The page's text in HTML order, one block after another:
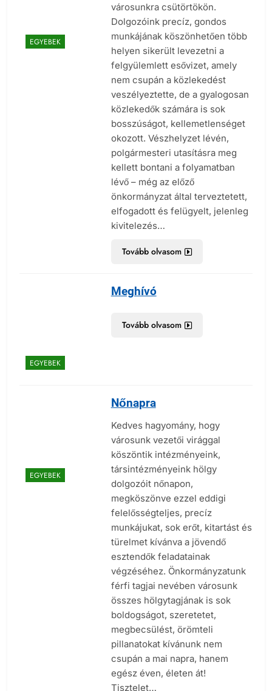
EGYEBEK
városunkra csütörtökön.
Dolgozóink precíz, gondos
munkájának köszönhetően több
helyen sikerült levezetni a
felgyülemlett esővizet, amely
nem csupán a közlekedést
veszélyeztette, de a gyalogosan
közlekedők számára is sok
bosszúságot, kellemetlenséget
okozott. Vészhelyzet lévén,
polgármesteri utasításra meg
kellett bontani a folyamatban
lévő – még az előző
önkormányzat által terveztetett,
elfogadott és felügyelt, jelenleg
kivitelezés…
Tovább olvasom
EGYEBEK
Meghívó
Tovább olvasom
EGYEBEK
Nőnapra
Kedves hagyomány, hogy
városunk vezetői virággal
köszöntik intézményeink,
társintézményeink hölgy
dolgozóit nőnapon,
megköszönve ezzel eddigi
felelősségteljes, precíz
munkájukat, sok erőt, kitartást és
türelmet kívánva a jövendő
esztendők feladatainak
végzéséhez. Önkormányzatunk
férfi tagjai nevében városunk
összes hölgytagjának is sok
boldogságot, szeretetet,
megbecsülést, örömteli
pillanatokat kívánunk nem
csupán a mai napra, hanem
egész éven, életen át!
Tisztelet…